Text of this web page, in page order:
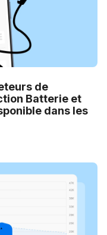
de
Batterie et
dans les